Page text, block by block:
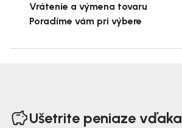
Vrátenie a výmena tovaru
Poradíme vám pri výbere
Ušetrite peniaze vďaka